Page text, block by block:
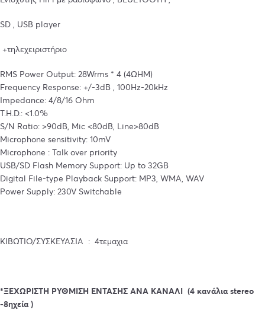
SD , USB player
+τηλεχειριστήριο
RMS Power Output: 28Wrms * 4 (4ΩΗΜ)
Frequency Response: +/-3dB , 100Hz-20kHz
Impedance: 4/8/16 Ohm
T.H.D.: <1.0%
S/N Ratio: >90dB, Mic <80dB, Line>80dB
Microphone sensitivity: 10mV
Microphone : Talk over priority
USB/SD Flash Memory Support: Up to 32GB
Digital File-type Playback Support: MP3, WMA, WAV
Power Supply: 230V Switchable
ΚΙΒΩΤΙΟ/ΣΥΣΚΕΥΑΣΙΑ : 4τεμαχια
*ΞΕΧΩΡΙΣΤΗ ΡΥΘΜΙΣΗ ΕΝΤΑΣΗΣ ΑΝΑ ΚΑΝΑΛΙ (4 κανάλια stereo
-8ηχεία )